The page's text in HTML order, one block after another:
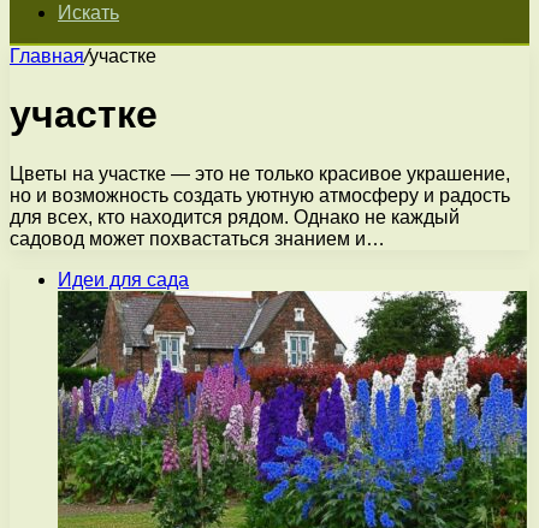
Искать
Главная/участке
участке
Цветы на участке — это не только красивое украшение,
но и возможность создать уютную атмосферу и радость
для всех, кто находится рядом. Однако не каждый
садовод может похвастаться знанием и…
Идеи для сада